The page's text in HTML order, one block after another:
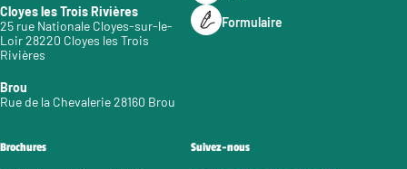
Cloyes les Trois Rivières
25 rue Nationale Cloyes-sur-le-
Loir 28220 Cloyes les Trois
Rivières
Brou
Rue de la Chevalerie 28160 Brou
Formulaire
Brochures Suivez-nous